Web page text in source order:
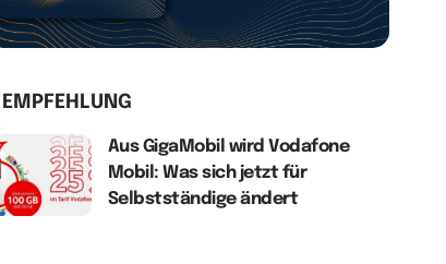
EMPFEHLUNG
Aus GigaMobil wird Vodafone
Mobil: Was sich jetzt für
Selbstständige ändert